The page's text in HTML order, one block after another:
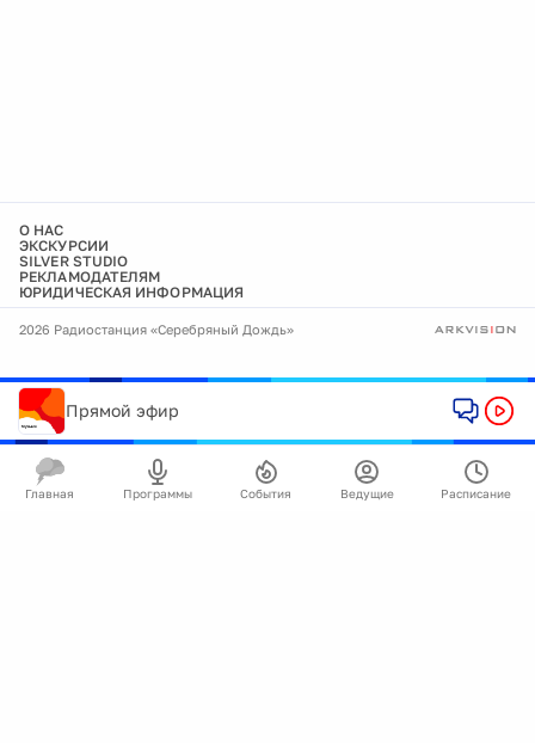
О НАС
ЭКСКУРСИИ
SILVER STUDIO
РЕКЛАМОДАТЕЛЯМ
ЮРИДИЧЕСКАЯ ИНФОРМАЦИЯ
2026 Радиостанция «Серебряный Дождь»
Прямой эфир
Главная Программы События Ведущие Расписание